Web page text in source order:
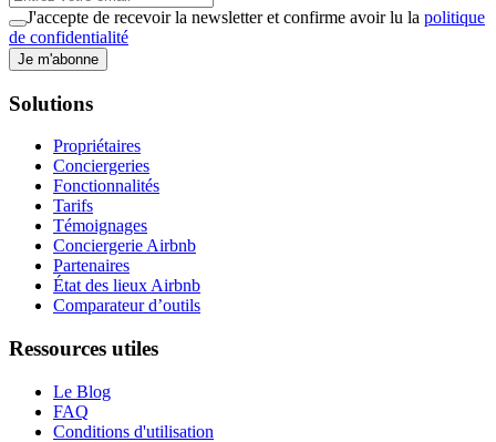
J'accepte de recevoir la newsletter et confirme avoir lu la politique
de confidentialité
Je m'abonne
Solutions
Propriétaires
Conciergeries
Fonctionnalités
Tarifs
Témoignages
Conciergerie Airbnb
Partenaires
État des lieux Airbnb
Comparateur d’outils
Ressources utiles
Le Blog
FAQ
Conditions d'utilisation